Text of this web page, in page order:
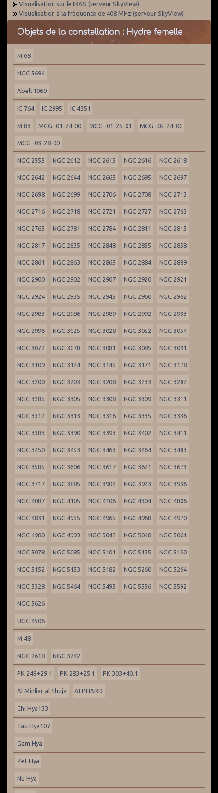
Visualisation sur le IRAS (serveur SkyView)
Visualisation à la fréquence de 408 MHz (serveur SkyView)
Objets de la constellation : Hydre femelle
M 68
NGC 5694
Abell 1060
IC 764 IC 2995 IC 4351
M 83 MCG -01-24-00 MCG -01-25-01 MCG -02-24-00
MCG -03-28-00
NGC 2555 NGC 2612 NGC 2615 NGC 2616 NGC 2618
NGC 2642 NGC 2644 NGC 2665 NGC 2695 NGC 2697
NGC 2698 NGC 2699 NGC 2706 NGC 2708 NGC 2713
NGC 2716 NGC 2718 NGC 2721 NGC 2727 NGC 2763
NGC 2765 NGC 2781 NGC 2784 NGC 2811 NGC 2815
NGC 2817 NGC 2835 NGC 2848 NGC 2855 NGC 2858
NGC 2861 NGC 2863 NGC 2865 NGC 2884 NGC 2889
NGC 2900 NGC 2902 NGC 2907 NGC 2920 NGC 2921
NGC 2924 NGC 2935 NGC 2945 NGC 2960 NGC 2962
NGC 2983 NGC 2986 NGC 2989 NGC 2992 NGC 2993
NGC 2996 NGC 3025 NGC 3028 NGC 3052 NGC 3054
NGC 3072 NGC 3078 NGC 3081 NGC 3085 NGC 3091
NGC 3109 NGC 3124 NGC 3145 NGC 3171 NGC 3178
NGC 3200 NGC 3203 NGC 3208 NGC 3233 NGC 3282
NGC 3285 NGC 3305 NGC 3308 NGC 3309 NGC 3311
NGC 3312 NGC 3313 NGC 3316 NGC 3335 NGC 3336
NGC 3383 NGC 3390 NGC 3393 NGC 3402 NGC 3411
NGC 3450 NGC 3453 NGC 3463 NGC 3464 NGC 3483
NGC 3585 NGC 3606 NGC 3617 NGC 3621 NGC 3673
NGC 3717 NGC 3885 NGC 3904 NGC 3923 NGC 3936
NGC 4087 NGC 4105 NGC 4106 NGC 4304 NGC 4806
NGC 4831 NGC 4955 NGC 4965 NGC 4968 NGC 4970
NGC 4980 NGC 4993 NGC 5042 NGC 5048 NGC 5061
NGC 5078 NGC 5085 NGC 5101 NGC 5135 NGC 5150
NGC 5152 NGC 5153 NGC 5182 NGC 5260 NGC 5264
NGC 5328 NGC 5464 NGC 5495 NGC 5556 NGC 5592
NGC 5626
UGC 4506
M 48
NGC 2610 NGC 3242
PK 248+29.1 PK 283+25.1 PK 303+40.1
Al Minliar al Shuja ALPHARD
Chi Hya133
Tau Hya107
Gam Hya
Zet Hya
Nu Hya